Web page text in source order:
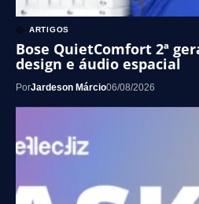
ARTIGOS
Bose QuietComfort 2ª
design e áudio espacial
PorJardeson Márcio06/08/2026